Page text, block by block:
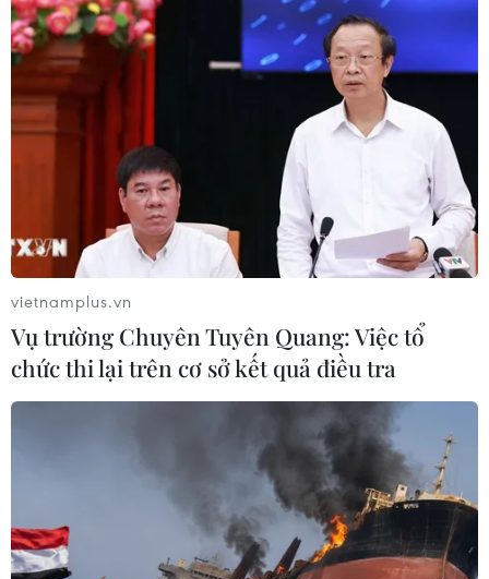
Lập tổ thẩm định hồ sơ an toàn hệ thống
đường sắt đô thị Nhổn-Ga Hà Nội
05/03/2024 01:27
Dự án đường sắt đô thị đoạn Nhổn-Ga Hà Nội đã bước
vào quá trình đánh giá hồ sơ an toàn hệ thống, nếu
vượt qua sẽ là bước đệm cho việc vận hành khai thác.
vietnamplus.vn
Vụ trường Chuyên Tuyên Quang: Việc tổ
chức thi lại trên cơ sở kết quả điều tra